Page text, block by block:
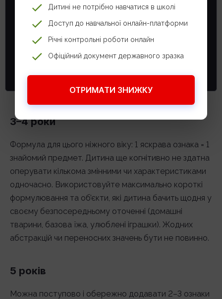
Дитині не потрібно навчатися в школі
Доступ до навчальної онлайн-платформи
Річні контрольні роботи онлайн
Офіційний документ державного зразка
ОТРИМАТИ ЗНИЖКУ
доступ до безоплатного періоду, щоб ви
змогли упевнитись, що вашій дитині це
СПРОБУВАТИ БЕЗ ОПЛАТИ
3–4 роки
Формула для цього ніжного віку: 1 яскрава ознака = 1
знайомий предмет. Дитина ще когнітивно не здатна
оперувати кількома змінними чи характеристиками
одночасно. Використовуйте максимально короткі
формулювання та об’єкти, які дитина бачить щодня у
своєму безпосередньому оточенні (домашні
тварини, базова їжа, улюблені іграшки). Жодних
абстракцій чи переносних значень бути не повинно.
5 років
Можна поступово і обережно додавати 2–3 ознаки